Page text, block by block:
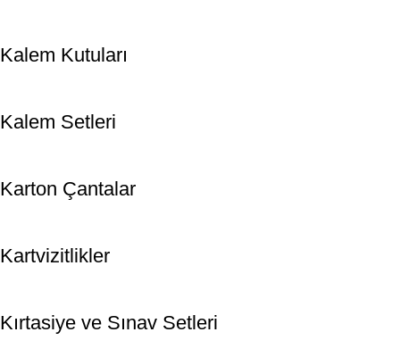
Kalem Kutuları
Kalem Setleri
Karton Çantalar
Kartvizitlikler
Kırtasiye ve Sınav Setleri